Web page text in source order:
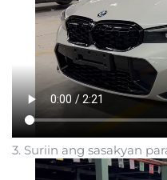
3. Suriin ang sasakyan